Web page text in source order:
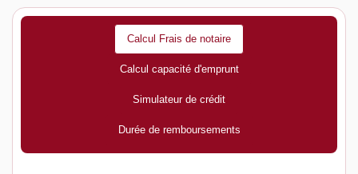
Calcul Frais de notaire
Calcul capacité d'emprunt
Simulateur de crédit
Durée de remboursements